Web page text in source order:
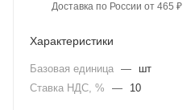
Доставка по России от 465 ₽
Характеристики
Базовая единица —
шт
Ставка НДС, %
— 10